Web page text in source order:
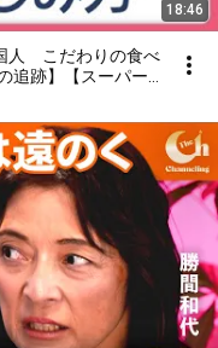
18:46
人 こだわりの食べ
跡】【スーパーJ